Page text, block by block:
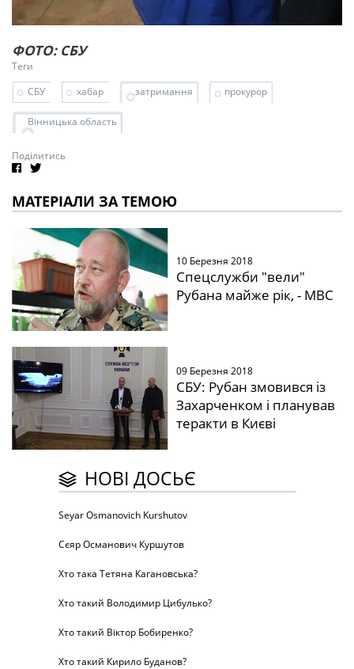
ФОТО: СБУ
Теги
СБУ
хабар затримання прокурор
Вінницька область
Поділитись
МАТЕРІАЛИ ЗА ТЕМОЮ
10 Березня 2018
Спецслужби "вели"
Рубана майже рік, - МВС
09 Березня 2018
СБУ: Рубан змовився із
Захарченком і планував
теракти в Києві
НОВІ ДОСЬЄ
Seyar Osmanovich Kurshutov
Сєяр Османович Куршутов
Хто така Тетяна Кагановська?
Хто такий Володимир Цибулько?
Хто такий Віктор Бобиренко?
Хто такий Кирило Буданов?